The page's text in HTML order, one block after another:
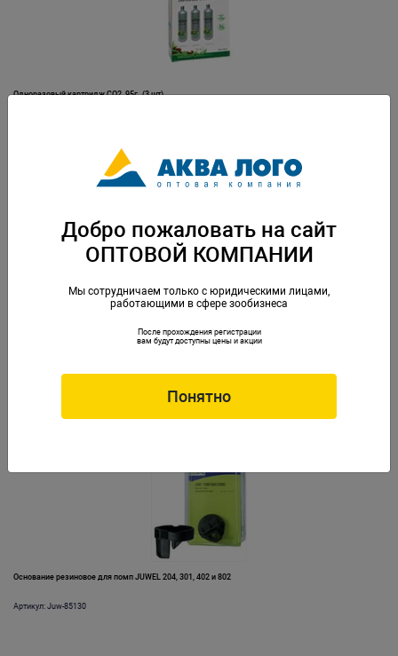
Одноразовый картридж CO2, 95г. (3 шт)
Основание пластиковое для помп JUWEL 400, 600, 1000 и 1500
Основание резиновое для помп JUWEL 204, 301, 402 и 802
Артикул: Juw-85130
Добро пожаловать на сайт
ОПТОВОЙ КОМПАНИИ
Мы сотрудничаем только с юридическими лицами,
работающими в сфере зообизнеса
После прохождения регистрации
вам будут доступны цены и акции
Понятно